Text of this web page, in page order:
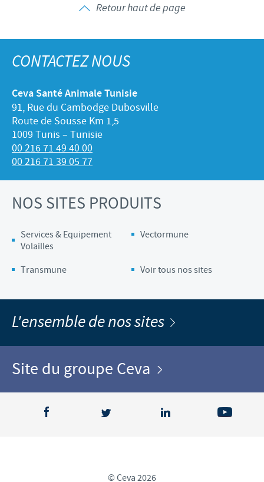
Retour haut de page
CONTACTEZ NOUS
Ceva Santé Animale Tunisie
91, Rue du Cambodge Dubosville
Route de Sousse Km 1,5
1009 Tunis – Tunisie
00 216 71 49 40 00
00 216 71 39 05 77
NOS SITES PRODUITS
Services & Equipement
Volailles
Vectormune
Transmune Voir tous nos sites
L'ensemble de nos sites
Site du groupe Ceva
© Ceva 2026